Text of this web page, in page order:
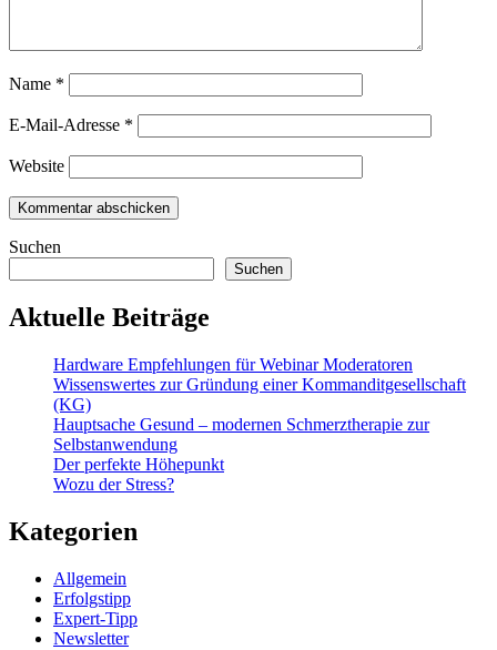
Name *
E-Mail-Adresse *
Website
Suchen
Suchen
Aktuelle Beiträge
Hardware Empfehlungen für Webinar Moderatoren
Wissenswertes zur Gründung einer Kommanditgesellschaft
(KG)
Hauptsache Gesund – modernen Schmerztherapie zur
Selbstanwendung
Der perfekte Höhepunkt
Wozu der Stress?
Kategorien
Allgemein
Erfolgstipp
Expert-Tipp
Newsletter